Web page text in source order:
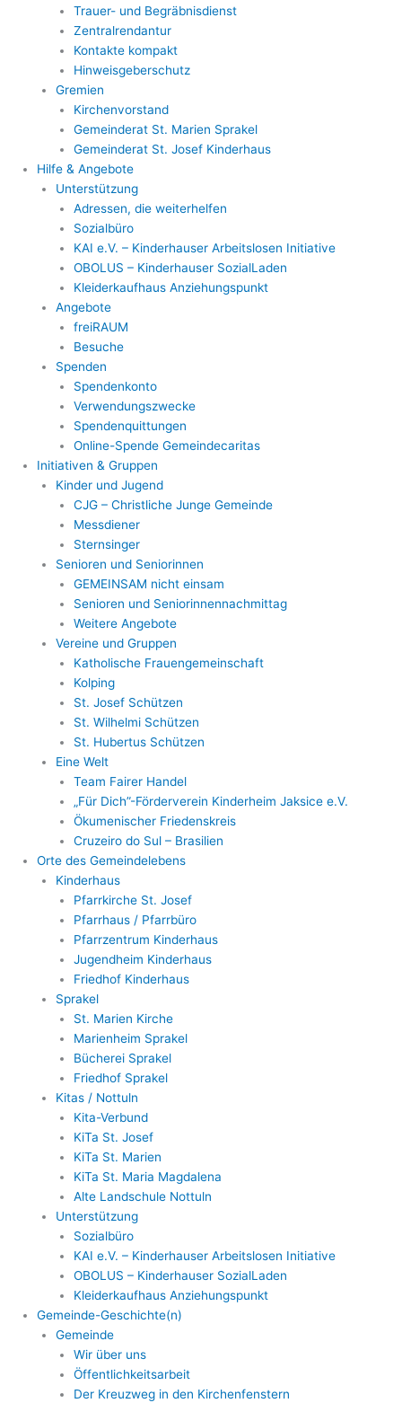
Trauer- und Begräbnisdienst
Zentralrendantur
Kontakte kompakt
Hinweisgeberschutz
Gremien
Kirchenvorstand
Gemeinderat St. Marien Sprakel
Gemeinderat St. Josef Kinderhaus
Hilfe & Angebote
Unterstützung
Adressen, die weiterhelfen
Sozialbüro
KAI e.V. – Kinderhauser Arbeitslosen Initiative
OBOLUS – Kinderhauser SozialLaden
Kleiderkaufhaus Anziehungspunkt
Angebote
freiRAUM
Besuche
Spenden
Spendenkonto
Verwendungszwecke
Spendenquittungen
Online-Spende Gemeindecaritas
Initiativen & Gruppen
Kinder und Jugend
CJG – Christliche Junge Gemeinde
Messdiener
Sternsinger
Senioren und Seniorinnen
GEMEINSAM nicht einsam
Senioren und Seniorinnennachmittag
Weitere Angebote
Vereine und Gruppen
Katholische Frauengemeinschaft
Kolping
St. Josef Schützen
St. Wilhelmi Schützen
St. Hubertus Schützen
Eine Welt
Team Fairer Handel
„Für Dich”-Förderverein Kinderheim Jaksice e.V.
Ökumenischer Friedenskreis
Cruzeiro do Sul – Brasilien
Orte des Gemeindelebens
Kinderhaus
Pfarrkirche St. Josef
Pfarrhaus / Pfarrbüro
Pfarrzentrum Kinderhaus
Jugendheim Kinderhaus
Friedhof Kinderhaus
Sprakel
St. Marien Kirche
Marienheim Sprakel
Bücherei Sprakel
Friedhof Sprakel
Kitas / Nottuln
Kita-Verbund
KiTa St. Josef
KiTa St. Marien
KiTa St. Maria Magdalena
Alte Landschule Nottuln
Unterstützung
Sozialbüro
KAI e.V. – Kinderhauser Arbeitslosen Initiative
OBOLUS – Kinderhauser SozialLaden
Kleiderkaufhaus Anziehungspunkt
Gemeinde-Geschichte(n)
Gemeinde
Wir über uns
Öffentlichkeitsarbeit
Der Kreuzweg in den Kirchenfenstern